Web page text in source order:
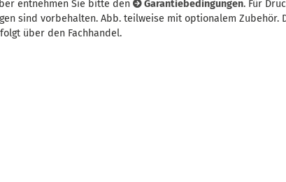
entnehmen Sie bitte den
Garantiebedingungen. Für
sind vorbehalten. Abb. teilweise mit optionalem Zubehör.
über den Fachhandel.